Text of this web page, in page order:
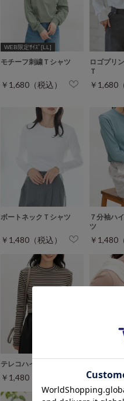
WEB限定ｻｲｽﾞ[LL]
モチーフ刺繍Ｔシャツ
￥1,680（税込）
ロゴプリ
Ｔ
￥1,680
ボートネックＴシャツ
￥1,480（税込）
７分袖ハ
ツ
￥1,480
テレコハイネックＴ
￥1,480（税込） ￥1,480